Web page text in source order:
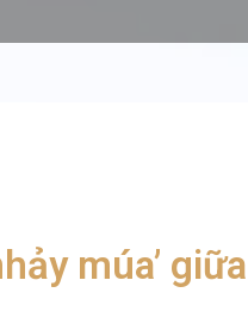
múa’ giữa